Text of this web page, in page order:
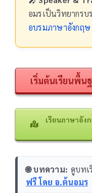
อมรเป็นวิทยากร
อบรมภาษาอังกฤษ
เริ่มต้นเรียนพื้
เรียนภาษาอัง
🌐 บทความ: ดูบท
ฟรี โดย อ.ต้นอมร